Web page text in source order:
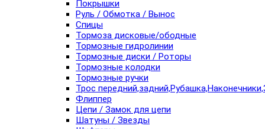
Покрышки
Руль / Обмотка / Вынос
Спицы
Тормоза дисковые/ободные
Тормозные гидролинии
Тормозные диски / Роторы
Тормозные колодки
Тормозные ручки
Трос
Флиппер
Цепи / Замок для цепи
Шатуны / Звезды